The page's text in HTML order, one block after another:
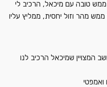
המצויין שמיכאל הרכיב לנו
ואמפטי